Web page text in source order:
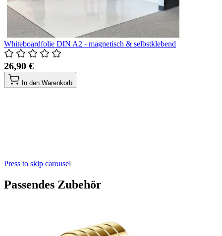
Whiteboardfolie DIN A2 - magnetisch & selbstklebend
26,90 €
In den Warenkorb
Press to skip carousel
Passendes Zubehör